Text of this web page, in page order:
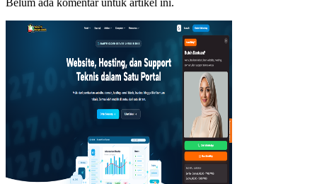
Belum ada komentar untuk artikel ini.